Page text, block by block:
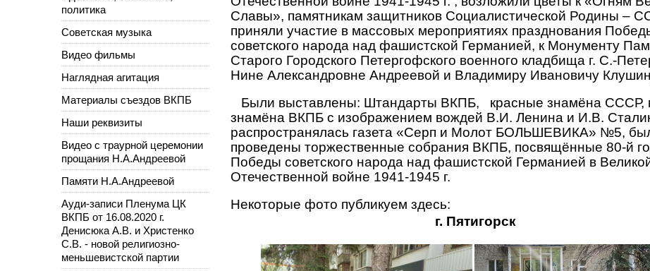
Славы», памятникам защитников Социалистической Родины –
приняли участие в массовых мероприятиях празднования
советского народа над фашистской Германией, к Монументу
Старого Городского Петергофского военного кладбища г. С.-
Нине Александровне Андреевой и Владимиру Ивановичу
Были выставлены: Штандарты ВКПБ, красные знамёна СССР,
знамёна ВКПБ с изображением вождей В.И. Ленина и И.В.
распространялась газета «Серп и Молот БОЛЬШЕВИКА» №5,
проведены торжественные собрания ВКПБ, посвящённые 80-й
Победы советского народа над фашистской Германией в
Отечественной войне 1941-1945 г.
Некоторые фото публикуем здесь:
г. Пятигорск
политика
Советская музыка
Видео фильмы
Наглядная агитация
Материалы съездов ВКПБ
Наши реквизиты
Видео с траурной церемонии
прощания Н.А.Андреевой
Памяти Н.А.Андреевой
Ауди-записи Пленума ЦК
ВКПБ от 16.08.2020 г.
Денисюка А.В. и Христенко
С.В. - новой религиозно-
меньшевистской партии